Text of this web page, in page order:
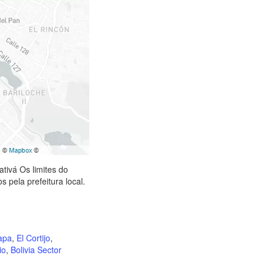
Os limites do
pela prefeitura local.
, El Cortijo,
, Bolivia Sector